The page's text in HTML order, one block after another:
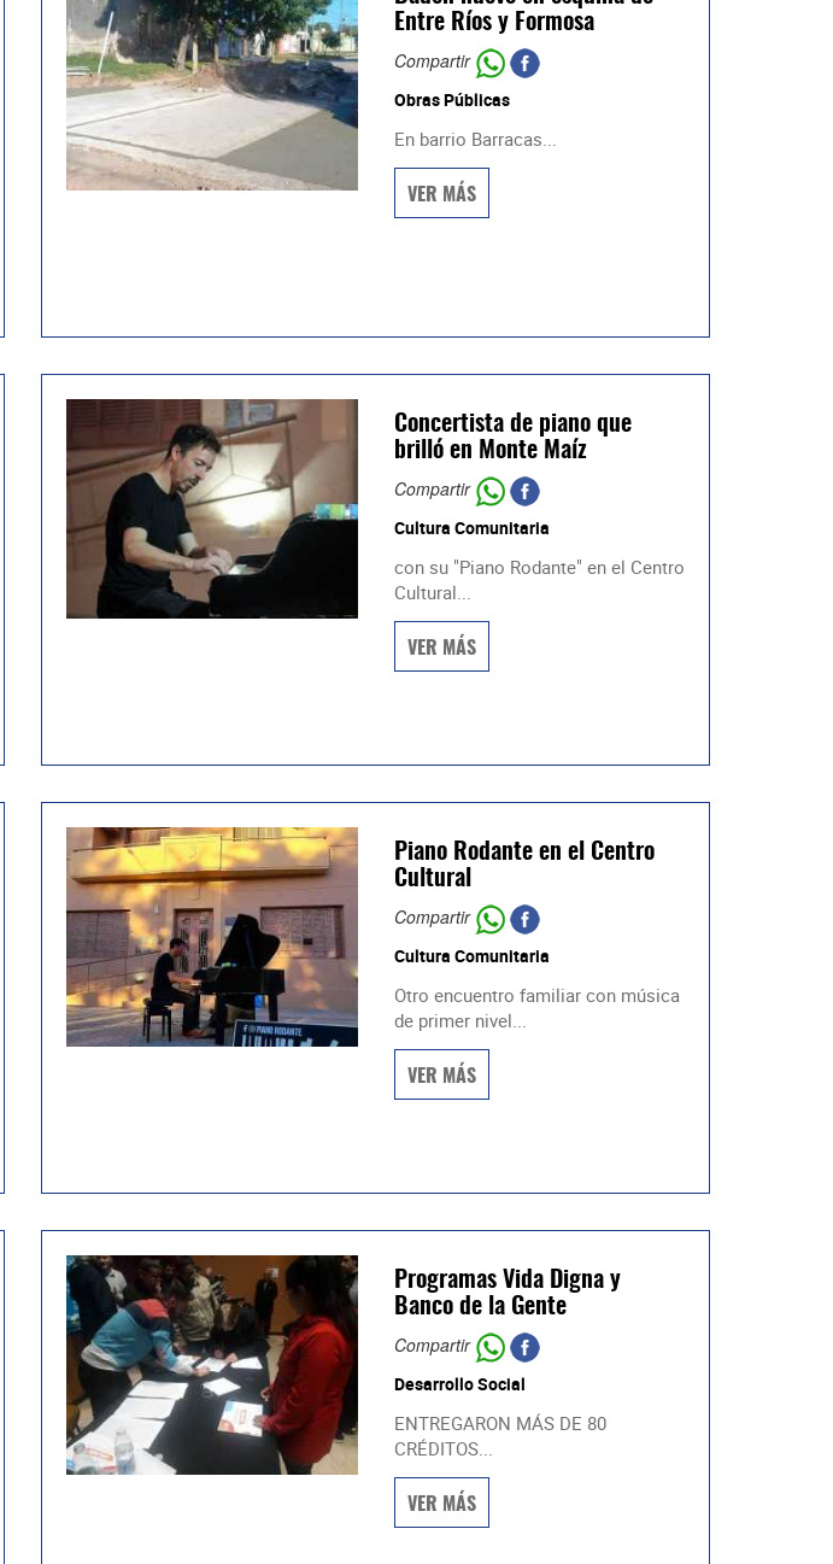
Entre Ríos y Formosa
Compartir
Obras Públicas
En barrio Barracas...
VER MÁS
Concertista de piano que
brilló en Monte Maíz
Compartir
Cultura Comunitaria
con su "Piano Rodante" en el Centro
Cultural...
VER MÁS
Piano Rodante en el Centro
Cultural
Compartir
Cultura Comunitaria
Otro encuentro familiar con música
de primer nivel...
VER MÁS
Programas Vida Digna y
Banco de la Gente
Compartir
Desarrollo Social
ENTREGARON MÁS DE 80
CRÉDITOS...
VER MÁS